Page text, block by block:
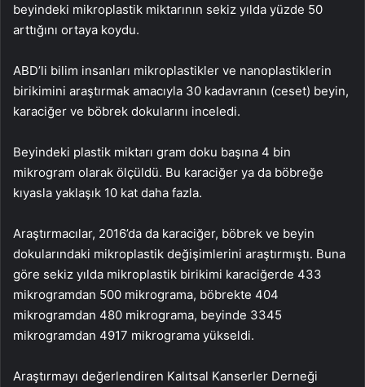
beyindeki mikroplastik miktarının sekiz yılda yüzde 50
arttığını ortaya koydu.
ABD’li bilim insanları mikroplastikler ve nanoplastiklerin
birikimini araştırmak amacıyla 30 kadavranın (ceset) beyin,
karaciğer ve böbrek dokularını inceledi.
Beyindeki plastik miktarı gram doku başına 4 bin
mikrogram olarak ölçüldü. Bu karaciğer ya da böbreğe
kıyasla yaklaşık 10 kat daha fazla.
Araştırmacılar, 2016’da da karaciğer, böbrek ve beyin
dokularındaki mikroplastik değişimlerini araştırmıştı. Buna
göre sekiz yılda mikroplastik birikimi karaciğerde 433
mikrogramdan 500 mikrograma, böbrekte 404
mikrogramdan 480 mikrograma, beyinde 3345
mikrogramdan 4917 mikrograma yükseldi.
Araştırmayı değerlendiren Kalıtsal Kanserler Derneği